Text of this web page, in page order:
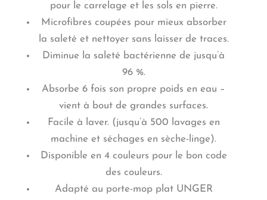
pour le carrelage et les sols en pierre.
Microfibres coupées pour mieux absorber
la saleté et nettoyer sans laisser de traces.
Diminue la saleté bactérienne de jusqu’à
96 %.
Absorbe 6 fois son propre poids en eau –
vient à bout de grandes surfaces.
Facile à laver. (jusqu’à 500 lavages en
machine et séchages en sèche-linge).
Disponible en 4 couleurs pour le bon code
des couleurs.
Adapté au porte-mop plat UNGER